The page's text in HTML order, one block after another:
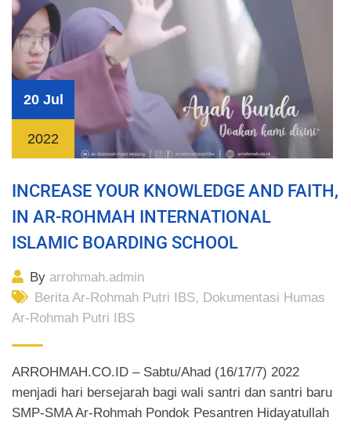
20 Jul
2022
INCREASE YOUR KNOWLEDGE AND FAITH,
IN AR-ROHMAH INTERNATIONAL
ISLAMIC BOARDING SCHOOL
By arrohmah.admin
Berita Ar-Rohmah Putri IBS, Dokumentasi Humas
Ar-Rohmah Putri IBS
ARROHMAH.CO.ID – Sabtu/Ahad (16/17/7) 2022
menjadi hari bersejarah bagi wali santri dan santri baru
SMP-SMA Ar-Rohmah Pondok Pesantren Hidayatullah